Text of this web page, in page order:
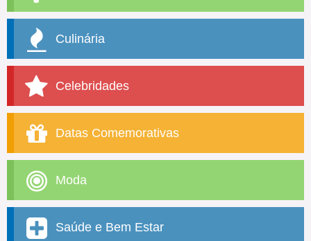
Culinária
Celebridades
Datas Comemorativas
Moda
Saúde e Bem Estar